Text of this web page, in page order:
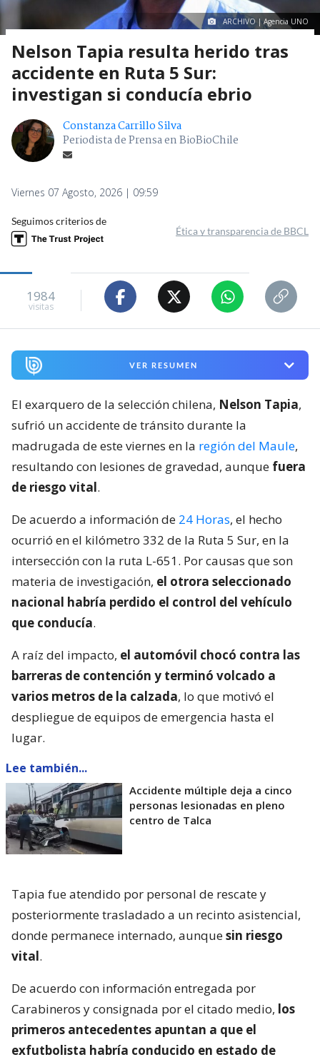
ARCHIVO | Agencia UNO
Nelson Tapia resulta herido tras
accidente en Ruta 5 Sur:
investigan si conducía ebrio
Constanza Carrillo Silva
Periodista de Prensa en BioBioChile
Viernes 07 Agosto, 2026 | 09:59
Seguimos criterios de
Ética y transparencia de BBCL
1984
visitas
VER RESUMEN
El exarquero de la selección chilena, Nelson Tapia,
sufrió un accidente de tránsito durante la
madrugada de este viernes en la región del Maule,
resultando con lesiones de gravedad, aunque fuera
de riesgo vital.
De acuerdo a información de 24 Horas, el hecho
ocurrió en el kilómetro 332 de la Ruta 5 Sur, en la
intersección con la ruta L-651. Por causas que son
materia de investigación, el otrora seleccionado
nacional habría perdido el control del vehículo
que conducía.
A raíz del impacto, el automóvil chocó contra las
barreras de contención y terminó volcado a
varios metros de la calzada, lo que motivó el
despliegue de equipos de emergencia hasta el
lugar.
Lee también...
Accidente múltiple deja a cinco
personas lesionadas en pleno
centro de Talca
Tapia fue atendido por personal de rescate y
posteriormente trasladado a un recinto asistencial,
donde permanece internado, aunquesin riesgo
vital.
De acuerdo con información entregada por
Carabineros y consignada por el citado medio, los
primeros antecedentes apuntan a que el
exfutbolista habría conducido en estado de